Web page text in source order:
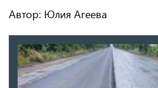
Автор: Юлия Агеева